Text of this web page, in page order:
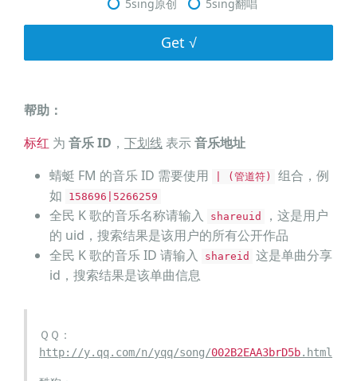
5sing原创
5sing翻唱
Get √
帮助：
标红 为 音乐 ID ， 下划线表示音乐地址
蜻蜓 FM 的音乐 ID 需要使用
| (管道符)
组合，例
如
158696|5266259
全民 K 歌的音乐名称请输入 shareuid
，这是用户
的 uid，搜索结果是该用户的所有公开作品
全民 K 歌的音乐 ID 请输入
shareid
这是单曲分享
id，搜索结果是该单曲信息
ＱＱ：
http://y.qq.com/n/yqq/song/002B2EAA3brD5b.html